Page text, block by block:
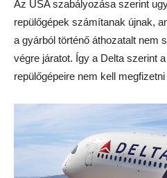
Az USA szabályozása szerint
repülőgépek számítanak újnak,
a gyárból történő áthozatalt nem
végre járatot. Így a Delta szerint
repülőgépeire nem kell